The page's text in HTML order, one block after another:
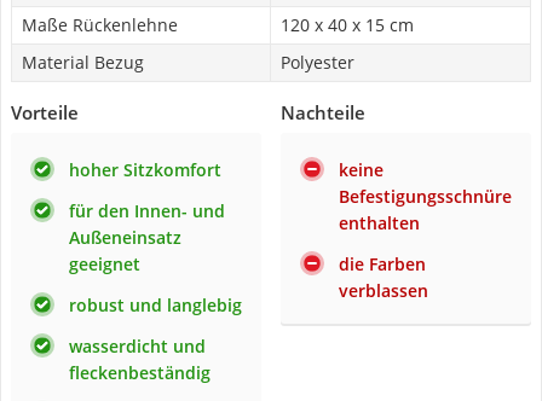
Maße Rückenlehne
120 x 40 x 15 cm
Material Bezug
Polyester
Vorteile
hoher Sitzkomfort
für den Innen- und
Außeneinsatz
geeignet
robust und langlebig
wasserdicht und
fleckenbeständig
Nachteile
keine
Befestigungsschnüre
enthalten
die Farben
verblassen